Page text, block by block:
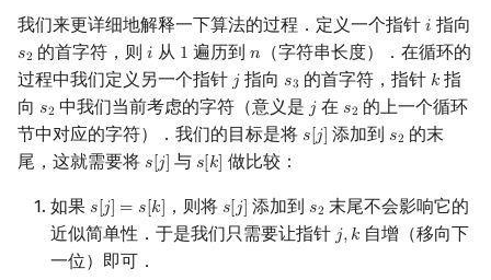
狄利克雷卷积
莫比乌斯反演
杜教筛
Powerful Number 筛
拟阵
Berlekamp–Massey 算法
PQ 树
手指树
霍夫曼树
图的着色
网络流
图的匹配
Prüfer 序列
矩阵树定理
我们来更详细地解释一下算法的过程．定义一个指针 𝑖
i 指向
𝑠2
s2 的首字符，则𝑖
i 从 1
1 遍历到 𝑛
n （字符串长度）．在循环的
过程中我们定义另一个指针 𝑗
j指向 𝑠3
s3 的首字符，指针 𝑘
k 指
向 𝑠2
s2 中我们当前考虑的字符（意义是 𝑗
j 在 𝑠2
s2 的上一个循环
节中对应的字符）．我们的目标是将 𝑠[𝑗]
s[j] 添加到 𝑠2
s2 的末
尾，这就需要将 𝑠[𝑗]
s[j] 与 𝑠[𝑘]
s[k] 做比较：
如果 𝑠[𝑗] = 𝑠[𝑘]
s[j] =s[ k] ，则将 𝑠[𝑗]
s[j] 添加到 𝑠2
s2 末尾不会影响它的
近似简单性．于是我们只需要让指针 𝑗,𝑘
j,k
自增（移向下
一位）即可．